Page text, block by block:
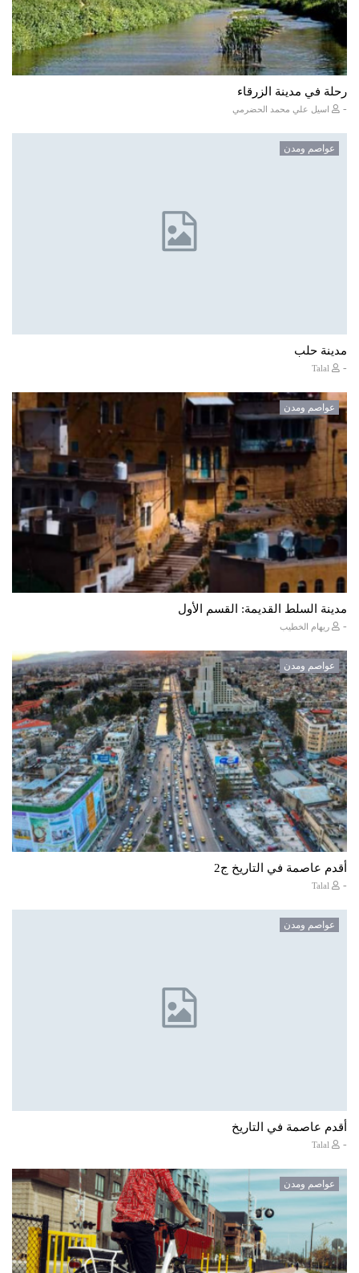
رحلة في مدينة الزرقاء
- اسيل علي محمد الحضرمي
عواصم ومدن
مدينة حلب
-
عواصم ومدن
مدينة السلط القديمة: القسم الأول
- ريهام الخطيب
عواصم ومدن
أقدم عاصمة في التاريخ ج2
-
عواصم ومدن
أقدم عاصمة في التاريخ
-
عواصم ومدن